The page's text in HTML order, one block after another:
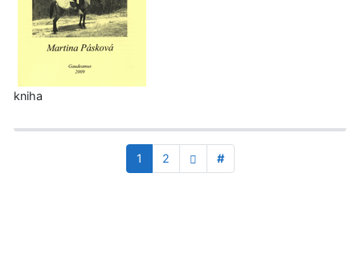
kniha
1 2 #